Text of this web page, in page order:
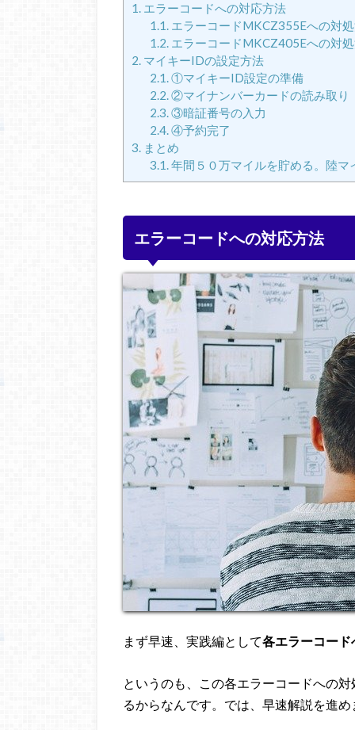
1. エラーコードへの対応方法
1.1.エラーコードMKCZ355Eへの対
1.2.エラーコードMKCZ405Eへの対
2. マイキーIDの設定方法
2.1.①マイキーID設定の準備
2.2.②マイナンバーカードの読み取り
2.3.③暗証番号の入力
2.4.④予約完了
3. まとめ
3.1.年間５０万マイルを貯める。陸マ
エラーコードへの対応方法
まず早速、実践編として各エラーコー
というのも、この各エラーコードへの
るからなんです。では、早速解説を進め